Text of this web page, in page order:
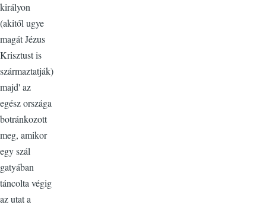
királyon
(akitől ugye
magát Jézus
Krisztust is
származtatják)
majd' az
egész országa
botránkozott
meg, amikor
egy szál
gatyában
táncolta végig
az utat a